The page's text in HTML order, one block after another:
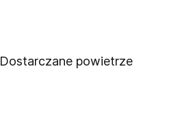
Dostarczane powietrze